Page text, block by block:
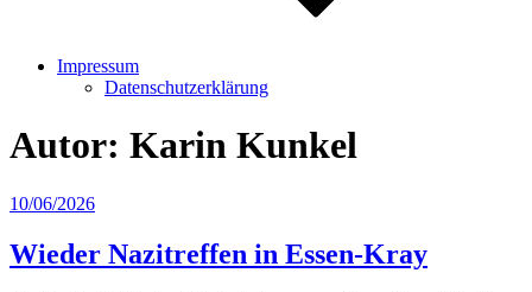
Impressum
Datenschutzerklärung
Autor: Karin Kunkel
Veröffentlicht
10/06/2026
Wieder Nazitreffen in Essen-Kray